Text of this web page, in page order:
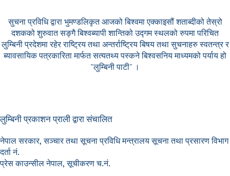
सुचना प्रविधि द्वारा भुमण्डलिकृत आजको बिश्वमा एक्काइसौं शताब्दीको तेस्रो
दशकको शुरुवात सङ्गै बिश्वब्यापी शान्तिको उद्गम स्थलको रुपमा परिचित
लुम्बिनी प्रदेशमा रहेर राष्ट्रिय तथा अन्तर्राष्ट्रिय बिषय तथा सुचनाहरु स्वतन्त्र र
ब्यावसायिक पत्रकारिता मार्फत सत्यतथ्य पस्कने बिश्वसनिय माध्यमको पर्याय हो
"लुम्बिनी पाटी" ।
लुम्बिनी प्रकाशन प्राली द्वारा संचालित
नेपाल सरकार, सञ्चार तथा सूचना प्रविधि मन्त्रालय सूचना तथा प्रसारण विभाग
दर्ता नं.
प्रेस काउन्सील नेपाल, सूचीकरण च.नं.